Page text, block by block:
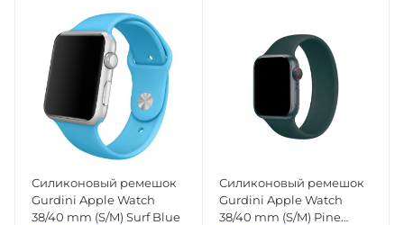
Силиконовый ремешок
Gurdini Apple Watch
38/40 mm (S/M) Surf Blue
Силиконовый ремешок
Gurdini Apple Watch
38/40 mm (S/M) Pine